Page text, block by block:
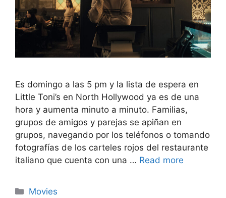
Es domingo a las 5 pm y la lista de espera en
Little Toni’s en North Hollywood ya es de una
hora y aumenta minuto a minuto. Familias,
grupos de amigos y parejas se apiñan en
grupos, navegando por los teléfonos o tomando
fotografías de los carteles rojos del restaurante
italiano que cuenta con una … Read more
Categories
Movies